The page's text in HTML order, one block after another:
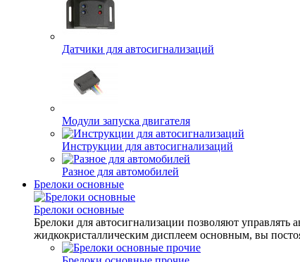
Датчики для автосигнализаций
Модули запуска двигателя
Инструкции для автосигнализаций
Разное для автомобилей
Брелоки основные
Брелоки основные
Брелоки для автосигнализации позволяют
жидкокристаллическим дисплеем основным, вы